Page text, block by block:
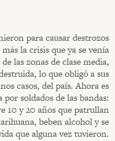
para causar destrozos
la crisis que ya se venía
las zonas de clase media,
lo que obligó a sus
casos, del país. Ahora es
soldados de las bandas:
10 y 20 años que patrullan
beben alcohol y se
que alguna vez tuvieron.